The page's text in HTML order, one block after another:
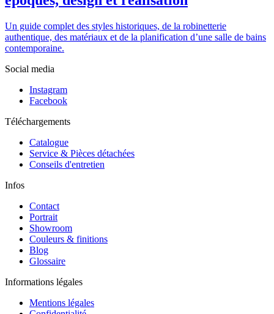
Un guide complet des styles historiques, de la robinetterie
authentique, des matériaux et de la planification d’une salle de bains
contemporaine.
Social media
Instagram
Facebook
Téléchargements
Catalogue
Service & Pièces détachées
Conseils d'entretien
Infos
Contact
Portrait
Showroom
Couleurs & finitions
Blog
Glossaire
Informations légales
Mentions légales